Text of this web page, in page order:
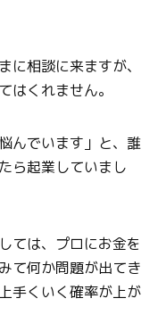
に相談に来ますが、
はくれません。
んでいます」と、誰
ら起業していまし
ては、プロにお金を
て何か問題が出てき
手くいく確率が上が